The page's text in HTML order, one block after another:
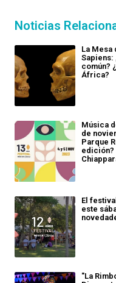
Noticias
La
Sapiens:
común?
África?
Música
de
Parque
edición?
El
este
"La